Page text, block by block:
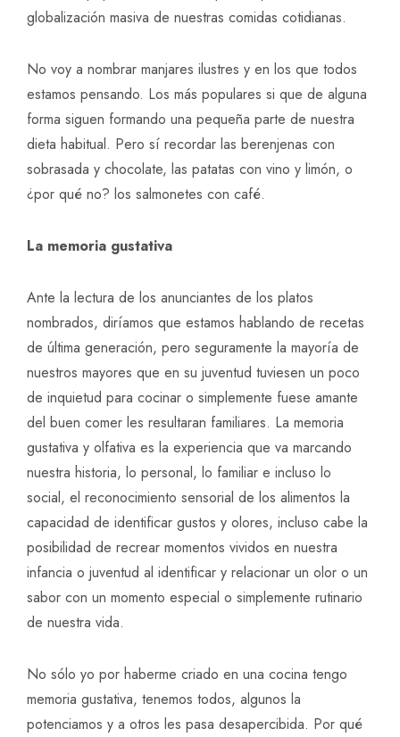
globalización masiva de nuestras comidas cotidianas.
No voy a nombrar manjares ilustres y en los que todos
estamos pensando. Los más populares si que de alguna
forma siguen formando una pequeña parte de nuestra
dieta habitual. Pero sí recordar las berenjenas con
sobrasada y chocolate, las patatas con vino y limón, o
¿por qué no? los salmonetes con café.
La memoria gustativa
Ante la lectura de los anunciantes de los platos
nombrados, diríamos que estamos hablando de recetas
de última generación, pero seguramente la mayoría de
nuestros mayores que en su juventud tuviesen un poco
de inquietud para cocinar o simplemente fuese amante
del buen comer les resultaran familiares. La memoria
gustativa y olfativa es la experiencia que va marcando
nuestra historia, lo personal, lo familiar e incluso lo
social, el reconocimiento sensorial de los alimentos la
capacidad de identificar gustos y olores, incluso cabe la
posibilidad de recrear momentos vividos en nuestra
infancia o juventud al identificar y relacionar un olor o un
sabor con un momento especial o simplemente rutinario
de nuestra vida.
No sólo yo por haberme criado en una cocina tengo
memoria gustativa, tenemos todos, algunos la
potenciamos y a otros les pasa desapercibida. Por qué